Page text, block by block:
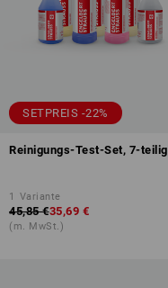
SETPREIS -22%
Reinigungs-Test-Set, 7-teilig
1 Variante
45,85 €35,69 €
(m. MwSt.)